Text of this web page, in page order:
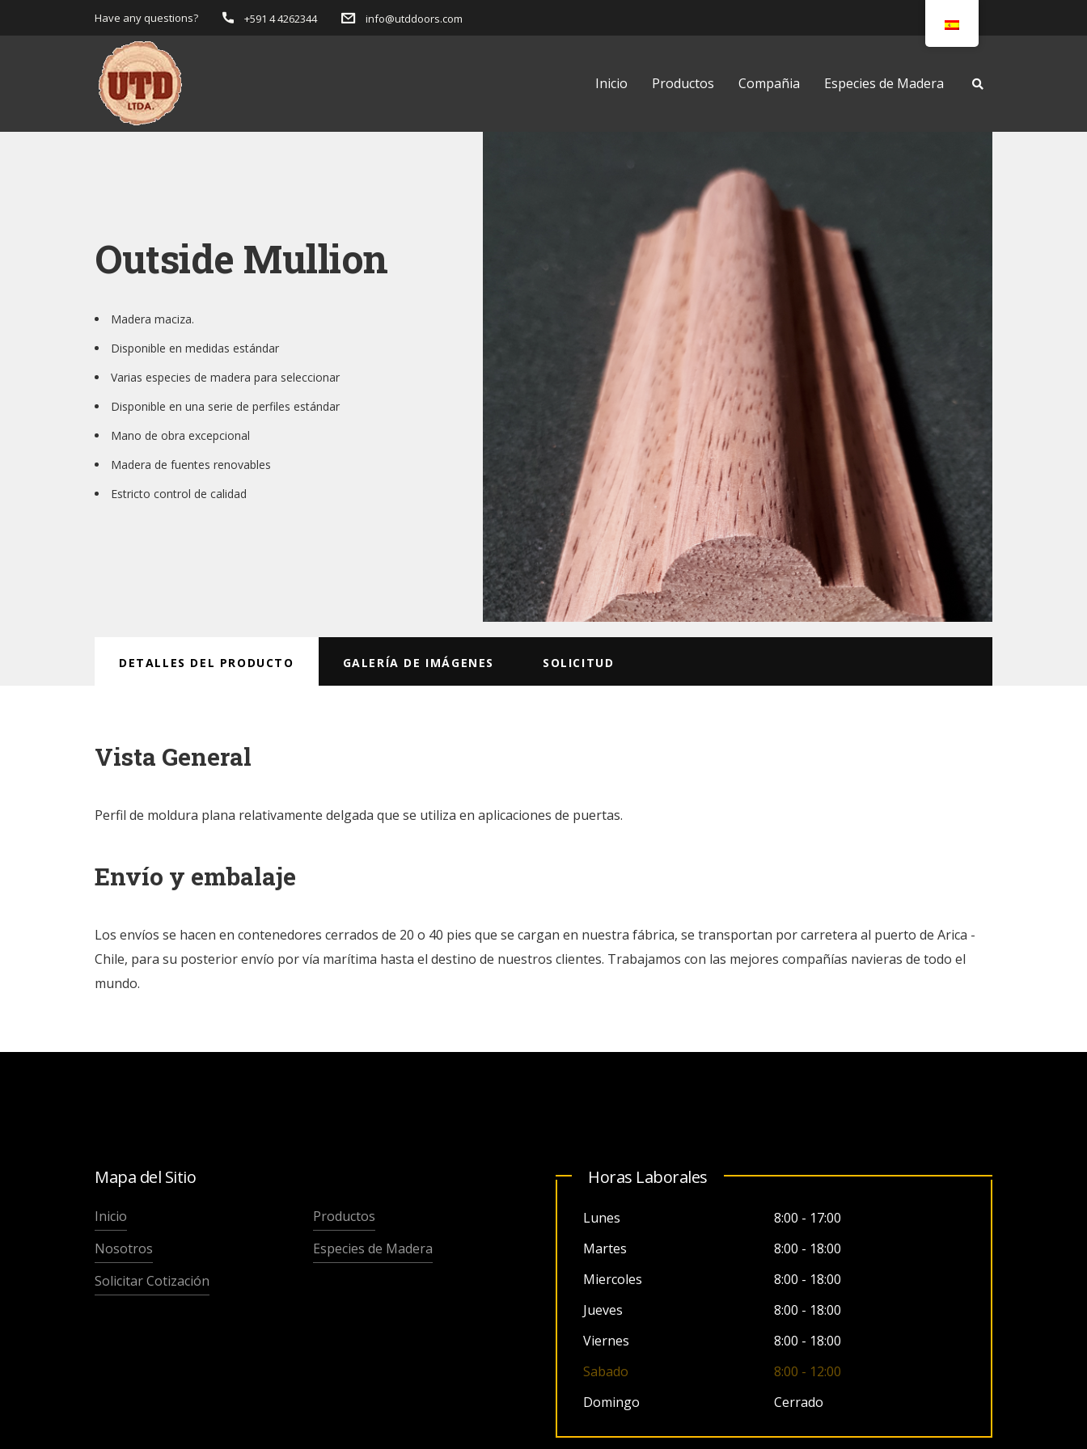
Have any questions? +591 4 4262344 info@utddoors.com
Inicio Productos Compañia Especies de Madera
Outside Mullion
Madera maciza.
Disponible en medidas estándar
Varias especies de madera para seleccionar
Disponible en una serie de perfiles estándar
Mano de obra excepcional
Madera de fuentes renovables
Estricto control de calidad
DETALLES DEL PRODUCTO GALERÍA DE IMÁGENES SOLICITUD
Vista General
Perfil de moldura plana relativamente delgada que se utiliza en aplicaciones de puertas.
Envío y embalaje
Los envíos se hacen en contenedores cerrados de 20 o 40 pies que se cargan en nuestra fábrica, se transportan por carretera al puerto de Arica -
Chile, para su posterior envío por vía marítima hasta el destino de nuestros clientes. Trabajamos con las mejores compañías navieras de todo el
mundo.
Mapa del Sitio
Inicio
Productos
Nosotros
Especies de Madera
Solicitar Cotización
Horas Laborales
Lunes
8:00 - 17:00
Martes
8:00 - 18:00
Miercoles
8:00 - 18:00
Jueves
8:00 - 18:00
Viernes
8:00 - 18:00
Sabado
8:00 - 12:00
Domingo
Cerrado